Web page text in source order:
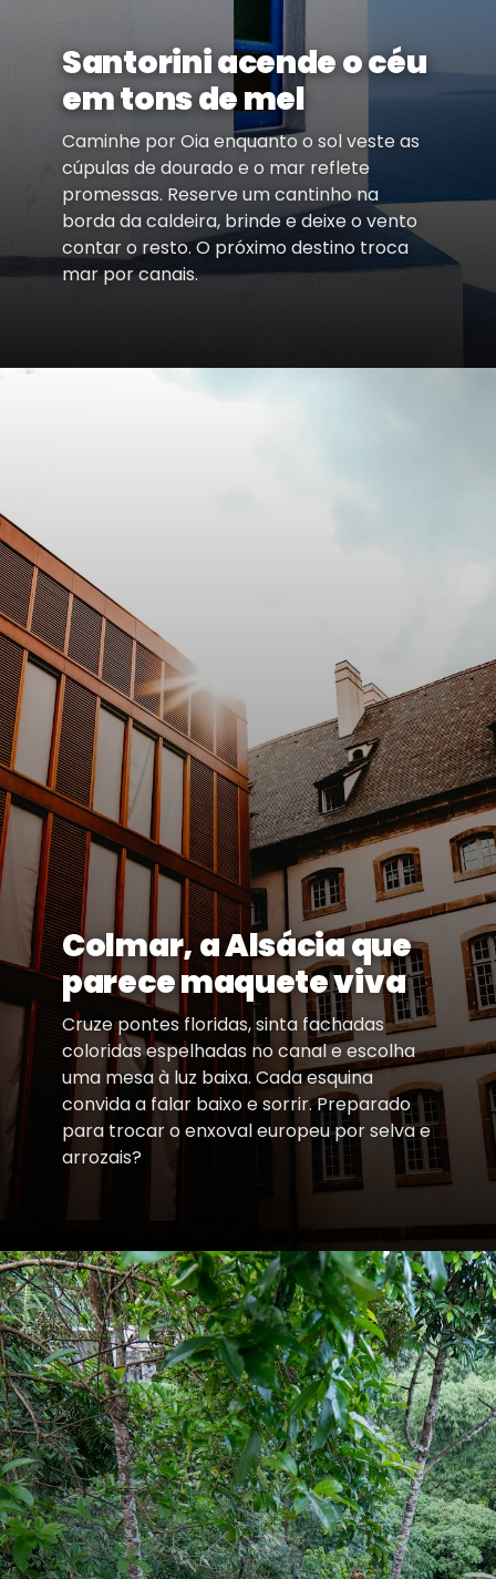
Santorini acende o céu
em tons de mel
Caminhe por Oia enquanto o sol veste as
cúpulas de dourado e o mar reflete
promessas. Reserve um cantinho na
borda da caldeira, brinde e deixe o vento
contar o resto. O próximo destino troca
mar por canais.
Colmar, a Alsácia que
parece maquete viva
Cruze pontes floridas, sinta fachadas
coloridas espelhadas no canal e escolha
uma mesa à luz baixa. Cada esquina
convida a falar baixo e sorrir. Preparado
para trocar o enxoval europeu por selva e
arrozais?